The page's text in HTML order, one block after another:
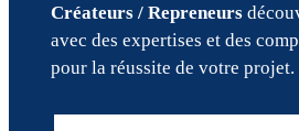
Créateurs / Repreneurs
avec des expertises et des
pour la réussite de votre projet.